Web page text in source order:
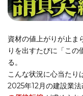
資材の値上がりが止ま
りを出すたびに「この
る。
こんな状況に心当たり
2025年12月の建設業法